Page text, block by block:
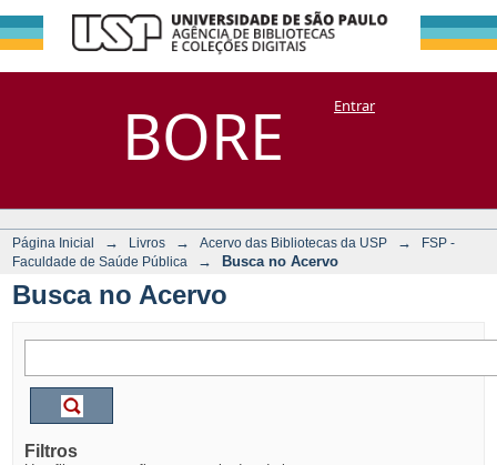
BORE
Busca no Acervo
DSpace/Manakin + CoriscoEntrar
Página Inicial → Livros → Acervo das Bibliotecas da USP →
FSP -
Faculdade de Saúde Pública
→ Busca no Acervo
Busca no Acervo
Filtros